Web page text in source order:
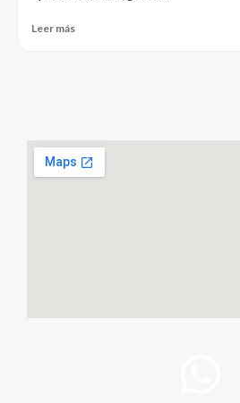
Leer más